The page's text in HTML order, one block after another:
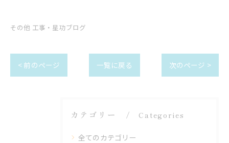
その他 工事・星功ブログ
< 前のページ 一覧に戻る 次のページ >
カテゴリー Categories
全てのカテゴリー